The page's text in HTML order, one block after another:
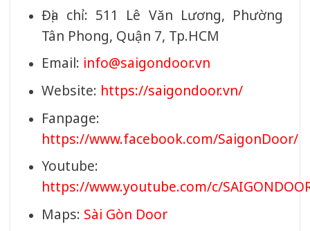
Địa chỉ: 511 Lê Văn Lương, Phường
Tân Phong, Quận 7, Tp.HCM
Email: info@saigondoor.vn
Website: https://saigondoor.vn/
Fanpage:
https://www.facebook.com/SaigonDoor/
Youtube:
https://www.youtube.com/c/
Maps: Sài Gòn Door